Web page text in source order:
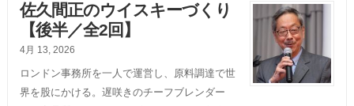
佐久間正のウイスキーづくり
【後半／全2回】
4月 13, 2026
ロンドン事務所を一人で運営し、原料調達で世
界を股にかける。遅咲きのチーフブレンダー